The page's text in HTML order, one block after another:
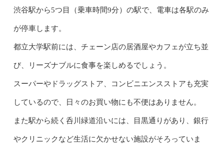
渋谷駅から5つ目（乗車時間9分）の駅で、電車は各駅のみ
が停車します。
都立大学駅前には、チェーン店の居酒屋やカフェが立ち並
び、リーズナブルに食事を楽しめるでしょう。
スーパーやドラッグストア、コンビニエンスストアも充実
しているので、日々のお買い物にも不便はありません。
また駅から続く呑川緑道沿いには、目黒通りがあり、銀行
やクリニックなど生活に欠かせない施設がそろっていま